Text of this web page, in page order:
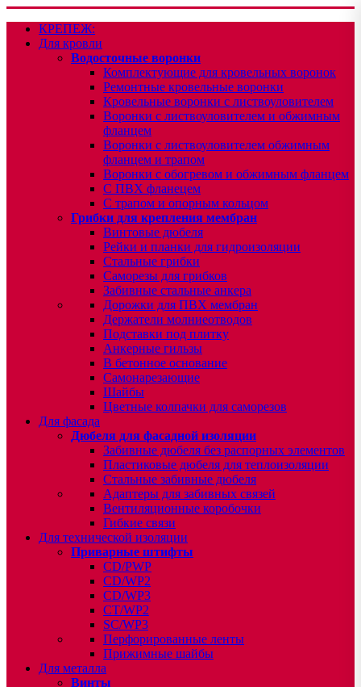
КРЕПЕЖ:
Для кровли
Водосточные воронки
Комплектующие для кровельных воронок
Ремонтные кровельные воронки
Кровельные воронки с листвоуловителем
Воронки с листвоуловителем и обжимным
фланцем
Воронки с листвоуловителем обжимным
фланцем и трапом
Воронки с обогревом и обжимным фланцем
С ПВХ фланецем
С трапом и опорным кольцом
Грибки для крепления мембран
Винтовые дюбеля
Рейки и планки для гидроизоляции
Стальные грибки
Саморезы для грибков
Забивные стальные анкера
Дорожки для ПВХ мембран
Держатели молниеотводов
Подставки под плитку
Анкерные гильзы
В бетонное основание
Самонарезающие
Шайбы
Цветные колпачки для саморезов
Для фасада
Дюбеля для фасадной изоляции
Забивные дюбеля без распорных элементов
Пластиковые дюбеля для теплоизоляции
Стальные забивные дюбеля
Адаптеры для забивных связей
Вентиляционные коробочки
Гибкие связи
Для технической изоляции
Приварные штифты
CD/PWP
CD/WP2
CD/WP3
CT/WP2
SC/WP3
Перфорированные ленты
Прижимные шайбы
Для металла
Винты